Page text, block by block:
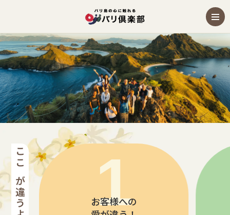
コモド島の観光オプショナルツアー・現地ツアー
お客様への